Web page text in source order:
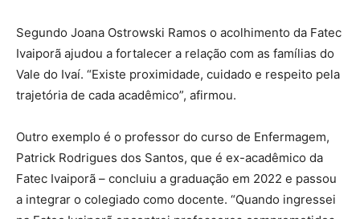
Segundo Joana Ostrowski Ramos o acolhimento da Fatec
Ivaiporã ajudou a fortalecer a relação com as famílias do
Vale do Ivaí. “Existe proximidade, cuidado e respeito pela
trajetória de cada acadêmico”, afirmou.
Outro exemplo é o professor do curso de Enfermagem,
Patrick Rodrigues dos Santos, que é ex-acadêmico da
Fatec Ivaiporã – concluiu a graduação em 2022 e passou
a integrar o colegiado como docente. “Quando ingressei